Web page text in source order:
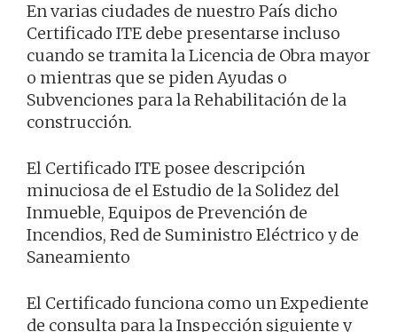
En varias ciudades de nuestro País dicho
Certificado ITE debe presentarse incluso
cuando se tramita la Licencia de Obra mayor
o mientras que se piden Ayudas o
Subvenciones para la Rehabilitación de la
construcción.
El Certificado ITE posee descripción
minuciosa de el Estudio de la Solidez del
Inmueble, Equipos de Prevención de
Incendios, Red de Suministro Eléctrico y de
Saneamiento
El Certificado funciona como un Expediente
de consulta para la Inspección siguiente y